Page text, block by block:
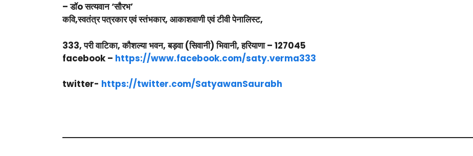
– डॉo सत्यवान ‘सौरभ’
कवि,स्वतंत्र पत्रकार एवं स्तंभकार, आकाशवाणी एवं टीवी पेनालिस्ट,
333, परी वाटिका, कौशल्या भवन, बड़वा (सिवानी) भिवानी, हरियाणा – 127045
facebook – https://www.facebook.com/saty.verma333
twitter- https://twitter.com/SatyawanSaurabh